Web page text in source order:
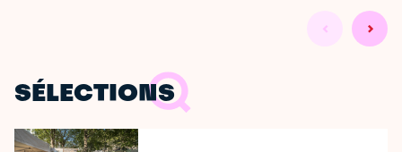
SÉLECTIONS